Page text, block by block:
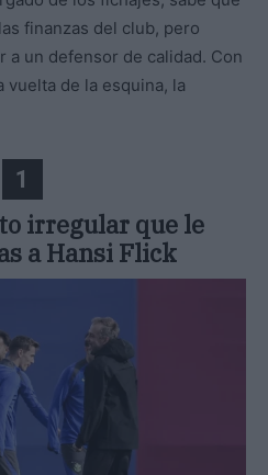
finanzas del club, pero
un defensor de calidad. Con
vuelta de la esquina, la
1
irregular que le
a Hansi Flick